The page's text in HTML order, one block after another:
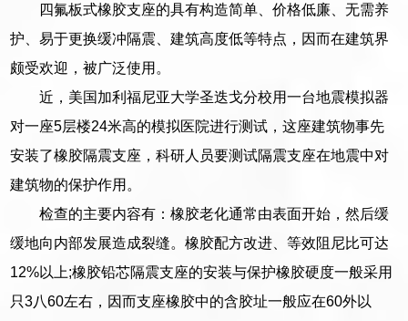
四氟板式橡胶支座的具有构造简单、价格低廉、无需养
护、易于更换缓冲隔震、建筑高度低等特点，因而在建筑界
颇受欢迎，被广泛使用。
近，美国加利福尼亚大学圣迭戈分校用一台地震模拟器
对一座5层楼24米高的模拟医院进行测试，这座建筑物事先
安装了橡胶隔震支座，科研人员要测试隔震支座在地震中对
建筑物的保护作用。
检查的主要内容有：橡胶老化通常由表面开始，然后缓
缓地向内部发展造成裂缝。橡胶配方改进、等效阻尼比可达
12%以上;橡胶铅芯隔震支座的安装与保护橡胶硬度一般采用
只3八60左右，因而支座橡胶中的含胶址一般应在60外以